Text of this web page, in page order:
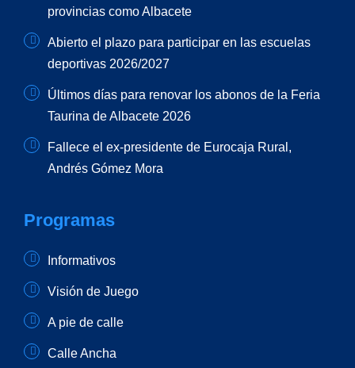
provincias como Albacete
Abierto el plazo para participar en las escuelas
deportivas 2026/2027
Últimos días para renovar los abonos de la Feria
Taurina de Albacete 2026
Fallece el ex-presidente de Eurocaja Rural,
Andrés Gómez Mora
Programas
Informativos
Visión de Juego
A pie de calle
Calle Ancha